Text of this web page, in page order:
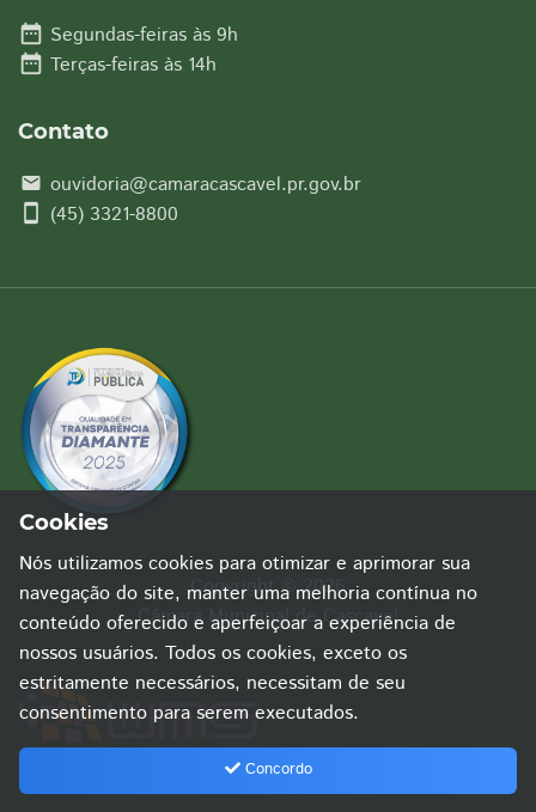
date_range Segundas-feiras às 9h
date_range Terças-feiras às 14h
Contato
email ouvidoria@camaracascavel.pr.gov.br
smartphone (45) 3321-8800
Copyright © 2026
Câmara Municipal de Cascavel
Cookies
Nós utilizamos cookies para otimizar e aprimorar sua
navegação do site, manter uma melhoria contínua no
conteúdo oferecido e aperfeiçoar a experiência de
nossos usuários. Todos os cookies, exceto os
estritamente necessários, necessitam de seu
consentimento para serem executados.
Concordo